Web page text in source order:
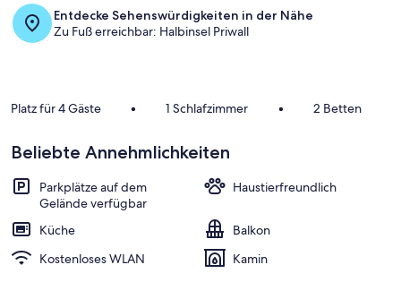
Entdecke Sehenswürdigkeiten in der Nähe
Zu Fuß erreichbar: Halbinsel Priwall
Platz für 4 Gäste • 1 Schlafzimmer • 2 Betten
Beliebte Annehmlichkeiten
Parkplätze auf dem
Gelände verfügbar
Haustierfreundlich
Küche
Balkon
Kostenloses WLAN
Kamin